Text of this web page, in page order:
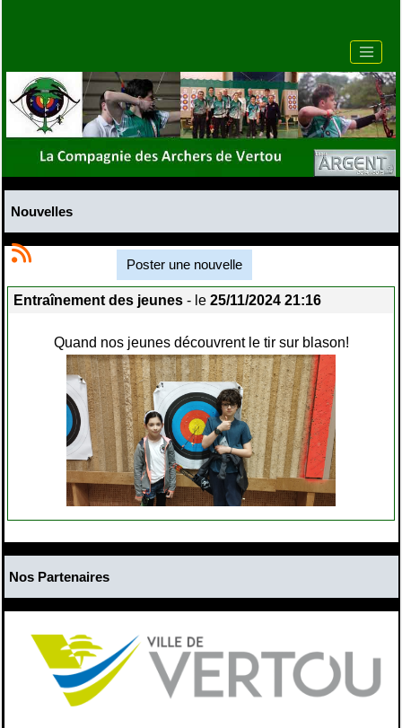
Nouvelles
Poster une nouvelle
Entraînement des jeunes - le 25/11/2024 21:16
Quand nos jeunes découvrent le tir sur blason!
Nos Partenaires